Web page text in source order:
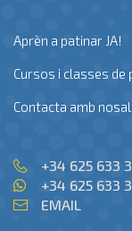
Aprèn a patinar JA!
Cursos i classes
Contacta amb
+34 625 633
+34 625 633
EMAIL